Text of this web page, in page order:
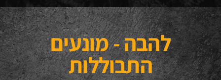
להבה - מונעים
התבוללות